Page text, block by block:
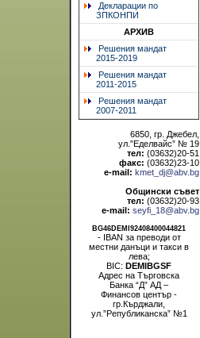
Декларации по
ЗПКОНПИ
АРХИВ
Решения мандат
2015-2019
Решения мандат
2011-2015
Решения мандат
2007-2011
6850, гр. Джебел,
ул.”Еделвайс” № 19
тел: (03632)20-51
факс: (03632)23-10
e-mail: kmet_dj@abv.bg
Общински съвет
тел: (03632)20-93
e-mail: seyfi_18@abv.bg
BG46DEMI92408400044821
- IBAN за преводи от
местни данъци и такси в
лева;
BIC: DEMIBGSF
Адрес на Търговска
Банка “Д” АД –
Финансов център -
гр.Кърджали,
ул.”Републиканска” №1